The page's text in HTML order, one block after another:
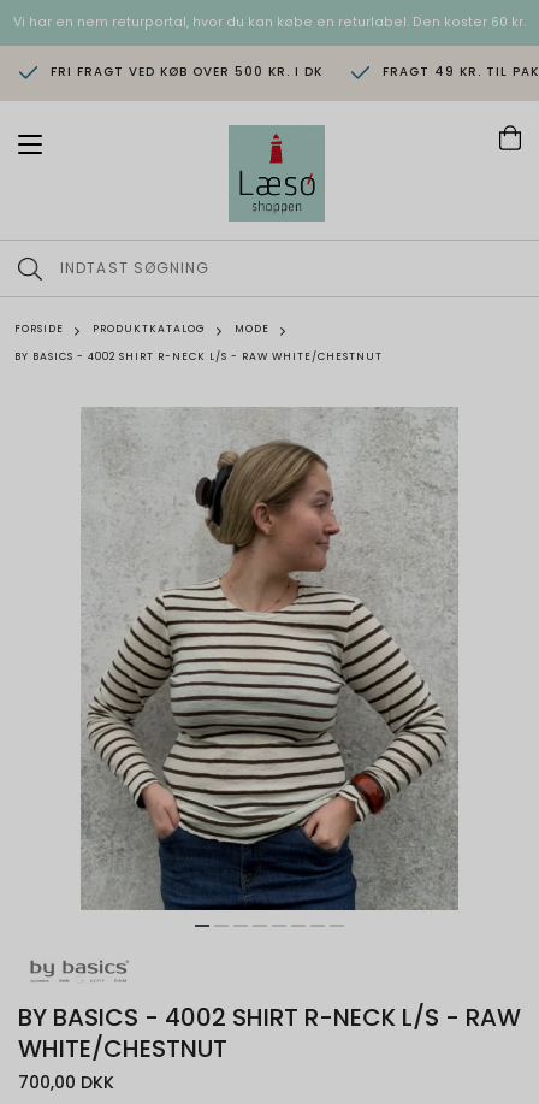
Vi har en nem returportal, hvor du kan købe en returlabel. Den koster 60 kr.
FRI FRAGT VED KØB OVER 500 KR. I DK FRAGT 49 KR. TIL
T
n
a
i
g
FORSIDE PRODUKTKATALOG
MODE
BY BASICS - 4002 SHIRT R-NECK L/S - RAW WHITE/CHESTNUT
BY BASICS - 4002 SHIRT R-NECK L/S - RAW
WHITE/CHESTNUT
700,00 DKK